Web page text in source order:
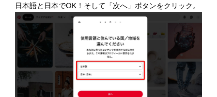
日本語と日本でOK！そして「次へ」ボタンをクリック。